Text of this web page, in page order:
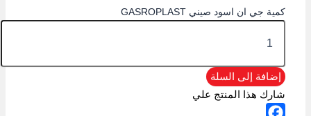
كمية جي ان اسود صيني GASROPLAST
إضافة إلى السلة
شارك هذا المنتج علي